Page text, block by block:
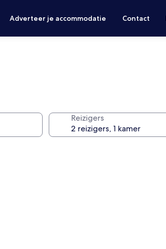
Adverteer je accommodatie Contact
Reizigers